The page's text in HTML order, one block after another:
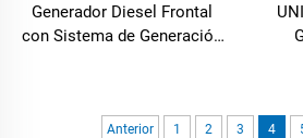
Generador Diesel Frontal
con Sistema de Generación
Anterior 1 2 3 4